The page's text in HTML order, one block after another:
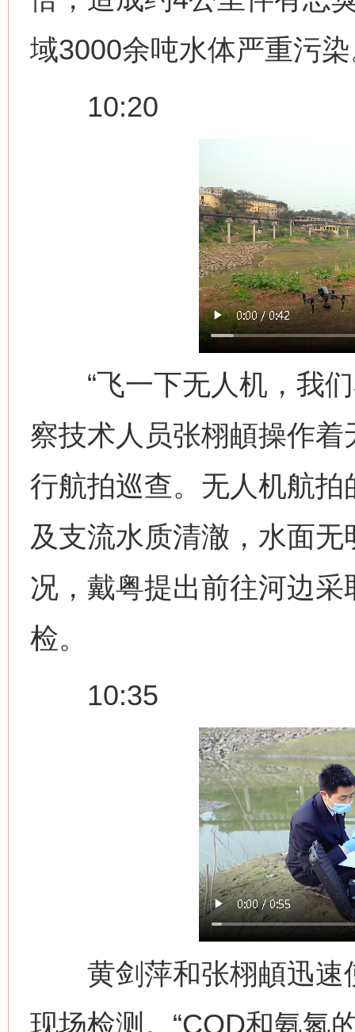
域3000余吨水体严重污
10:20
“飞一下无人机，我们
察技术人员张栩頔操作
行航拍巡查。无人机航
及支流水质清澈，水面
况，戴粤提出前往河边
检。
10:35
黄剑萍和张栩頔迅速
现场检测。“COD和氨氮